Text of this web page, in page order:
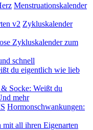
Menstruationskalender
Zykluskalender
Zykluskalender zum
schnell
& Socke: Weißt du
mehr
Hormonschwankungen:
all ihren Eigenarten